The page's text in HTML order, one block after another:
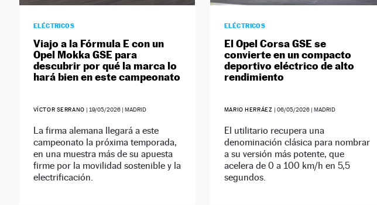
ELÉCTRICOS
Viajo a la Fórmula E con un
Opel Mokka GSE para
descubrir por qué la marca lo
hará bien en este campeonato
VÍCTOR SERRANO | 19/05/2026 | MADRID
La firma alemana llegará a este
campeonato la próxima temporada,
en una muestra más de su apuesta
firme por la movilidad sostenible y la
electrificación.
ELÉCTRICOS
El Opel Corsa GSE se
convierte en un compacto
deportivo eléctrico de alto
rendimiento
MARIO HERRÁEZ | 06/05/2026| MADRID
El utilitario recupera una
denominación clásica para nombrar
a su versión más potente, que
acelera de 0 a 100 km/h en 5,5
segundos.